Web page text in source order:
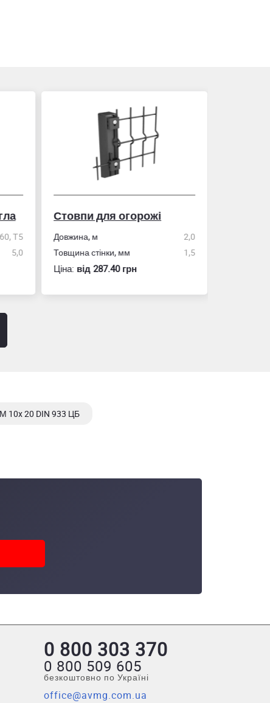
Т5
5,0
Стовпи для огорожі
Довжина, м
2,0
Товщина стінки, мм
1,5
Ціна:вiд 287.40 грн
10x 20 DIN 933 ЦБ
0 800 303 370
0 800 509 605
безкоштовно по Україні
office@avmg.com.ua